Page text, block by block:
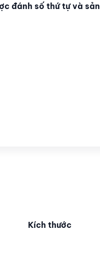
đánh số thứ tự và sản
Kích thước